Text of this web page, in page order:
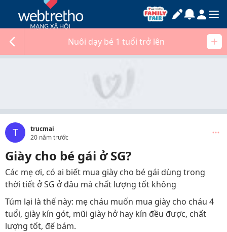
Nuôi dạy bé 1 tuổi trở lên
T
trucmai
20 năm trước
Giày cho bé gái ở SG?
Các mẹ ơi, có ai biết mua giày cho bé gái dùng trong
thời tiết ở SG ở đâu mà chất lượng tốt không
Túm lại là thế này: mẹ cháu muốn mua giày cho cháu 4
tuổi, giày kín gót, mũi giày hở hay kín đều được, chất
lượng tốt, đế bám.